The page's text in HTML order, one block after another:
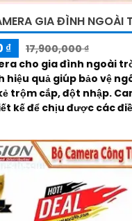
GIA ĐÌNH NGOÀI
₫
17,900,000 ₫
cho gia đình ngoài
hiệu quả giúp bảo vệ
trộm cắp, đột nhập.
kế để chịu được các